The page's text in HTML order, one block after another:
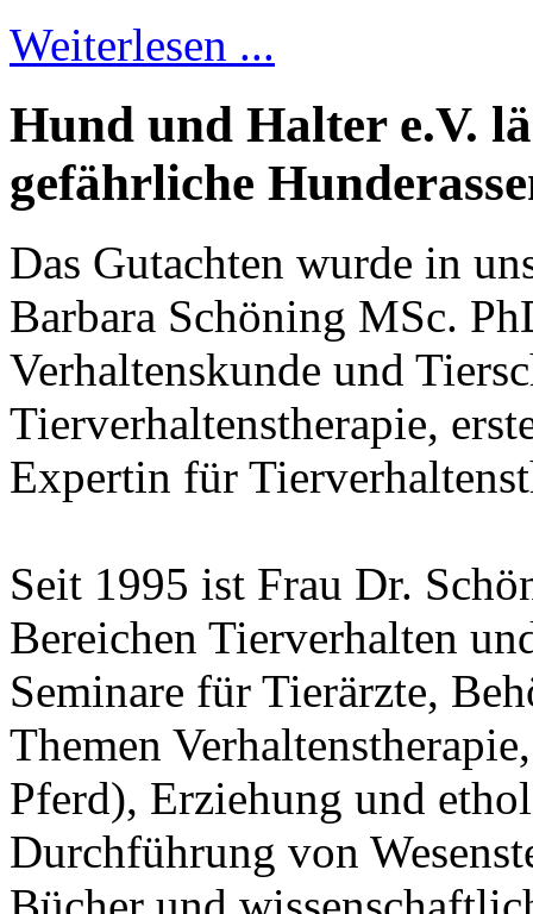
Weiterlesen ...
Hund und Halter e.V.
gefährliche
Das Gutachten wurde in
Barbara Schöning MSc.
Verhaltenskunde und
Tierverhaltenstherapie,
Expertin für
Seit 1995 ist Frau Dr.
Bereichen Tierverhalten
Seminare für Tierärzte,
Themen
Pferd), Erziehung und
Durchführung von